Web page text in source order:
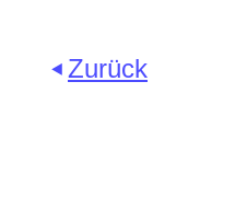
Zurück